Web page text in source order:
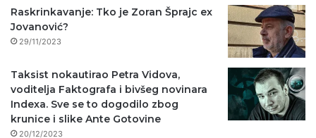
Raskrinkavanje: Tko je Zoran Šprajc ex
Jovanović?
29/11/2023
Taksist nokautirao Petra Vidova,
voditelja Faktografa i bivšeg novinara
Indexa. Sve se to dogodilo zbog
krunice i slike Ante Gotovine
20/12/2023